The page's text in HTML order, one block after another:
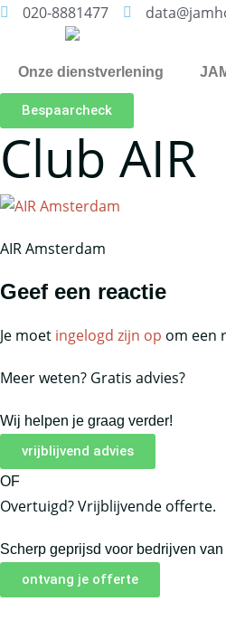
Ga
020-8881477
Onze dienstverlening
Bespaarcheck
Club AIR
AIR Amsterdam
Geef een reactie
Je moet ingelogd zijn op om een
Meer weten? Gratis advies?
Wij helpen je graag verder!
vrijblijvend advies
OF
Overtuigd? Vrijblijvende offerte.
Scherp geprijsd voor bedrijven
ontvang je offerte